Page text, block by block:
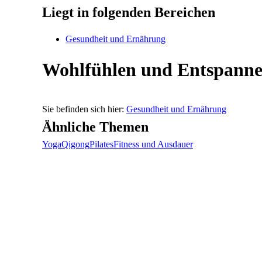
Liegt in folgenden Bereichen
Gesundheit und Ernährung
Wohlfühlen und
Gesundheit und Ernährung
Ähnliche Themen
YogaQigongPilatesFitness und Ausdauer